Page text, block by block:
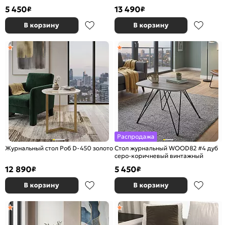
5 450₽
В корзину
13 490₽
В корзину
Журнальный стол Роб D-450 золото
12 890₽
В корзину
Распродажа
Стол журнальный WOOD82 #4 дуб
серо-коричневый винтажный
5 450₽
В корзину